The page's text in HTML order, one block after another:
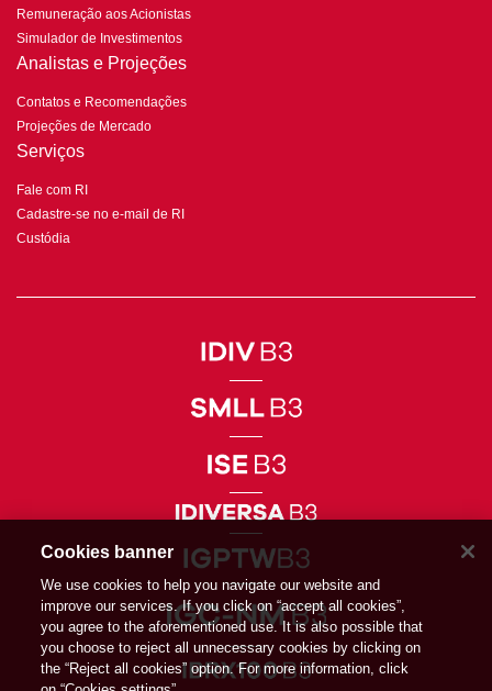
Remuneração aos Acionistas
Simulador de Investimentos
Analistas e Projeções
Contatos e Recomendações
Projeções de Mercado
Serviços
Fale com RI
Cadastre-se no e-mail de RI
Custódia
Cookies banner
We use cookies to help you navigate our website and
improve our services. If you click on “accept all cookies”,
you agree to the aforementioned use. It is also possible that
you choose to reject all unnecessary cookies by clicking on
the “Reject all cookies” option. For more information, click